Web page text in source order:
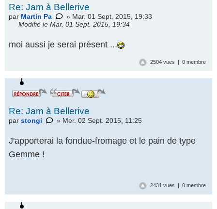
Re: Jam à Bellerive
par Martin Pa
» Mar. 01 Sept. 2015, 19:33
Modifié le Mar. 01 Sept. 2015, 19:34
moi aussi je serai présent ...
2504 vues | 0 membre
Re: Jam à Bellerive
par stongi » Mer. 02 Sept. 2015, 11:25
J'apporterai la fondue-fromage et le pain de type
Gemme !
2431 vues | 0 membre